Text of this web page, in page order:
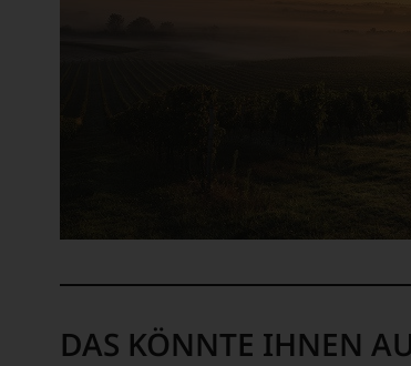
DAS KÖNNTE IHNEN